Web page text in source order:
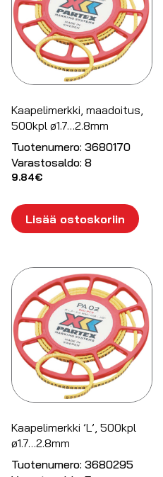
Kaapelimerkki, maadoitus,
500kpl ø1.7…2.8mm
Tuotenumero: 3680170
Varastosaldo: 8
9.84€
Lisää ostoskoriin
Kaapelimerkki ’L’, 500kpl
ø1.7…2.8mm
Tuotenumero: 3680295